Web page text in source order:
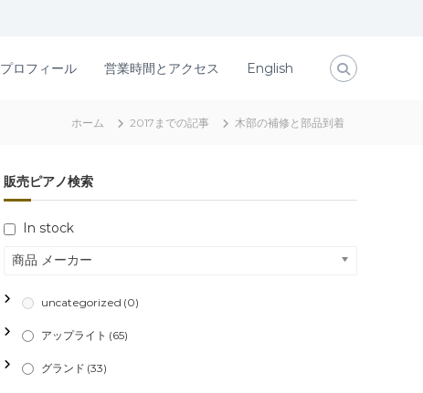
プロフィール 営業時間とアクセス English
ホーム 2017までの記事 木部の補修と部品到着
販売ピアノ検索
In stock
商品 メーカー
uncategorized (0)
アップライト (65)
グランド (33)